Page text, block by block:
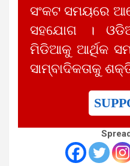
ସଂକଟ ସମୟରେ
ସହଯୋଗ ।
ମିଡିଆକୁ ଆର୍ଥିକ
ସାମ୍ବାଦିକତାକୁ